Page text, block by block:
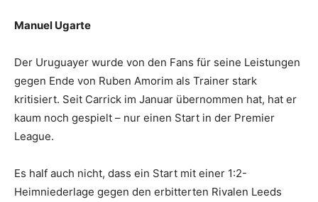
Manuel Ugarte
Der Uruguayer wurde von den Fans für seine Leistungen
gegen Ende von Ruben Amorim als Trainer stark
kritisiert. Seit Carrick im Januar übernommen hat, hat er
kaum noch gespielt – nur einen Start in der Premier
League.
Es half auch nicht, dass ein Start mit einer 1:2-
Heimniederlage gegen den erbitterten Rivalen Leeds